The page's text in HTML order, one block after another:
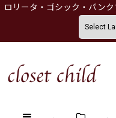
ロリータ・ゴシック・パン